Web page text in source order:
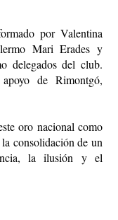
por Valentina
Mari Erades y
delegados del club.
de Rimontgó,
oro nacional como
consolidación de un
la ilusión y el